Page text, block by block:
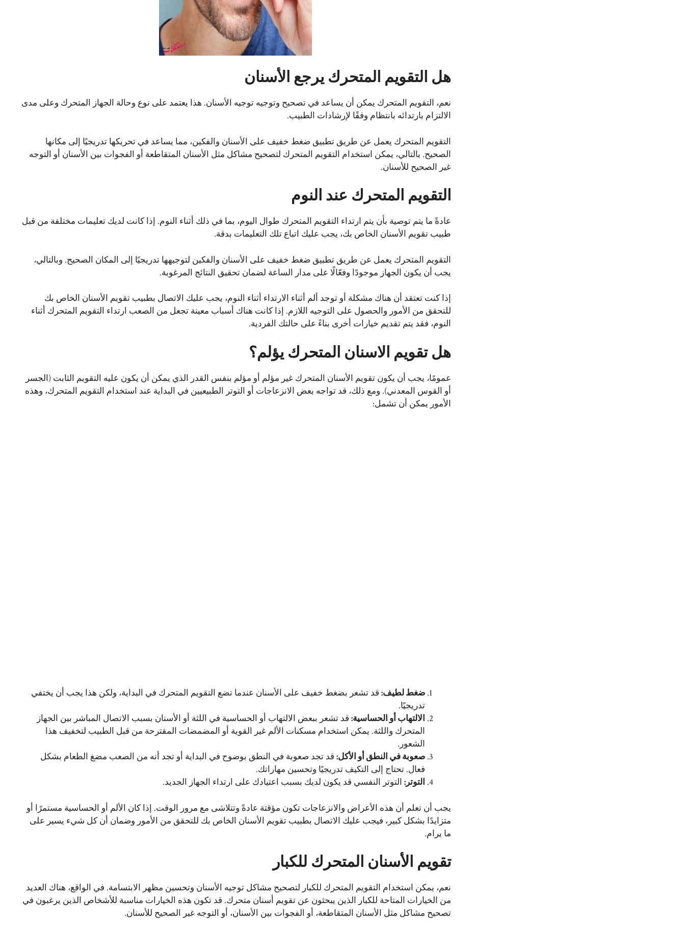
هل التقويم المتحرك يرجع الأسنان
نعم، التقويم المتحرك يمكن أن يساعد في تصحيح وتوجيه توجيه الأسنان. هذا يعتمد على نوع وحالة الجهاز المتحرك وعلى مدى
الالتزام بارتدائه بانتظام وفقًا لإرشادات الطبيب.
التقويم المتحرك يعمل عن طريق تطبيق ضغط خفيف على الأسنان والفكين، مما يساعد في تحريكها تدريجيًا إلى مكانها
الصحيح. بالتالي، يمكن استخدام التقويم المتحرك لتصحيح مشاكل مثل الأسنان المتقاطعة أو الفجوات بين الأسنان أو التوجه
غير الصحيح للأسنان.
التقويم المتحرك عند النوم
عادةً ما يتم توصية بأن يتم ارتداء التقويم المتحرك طوال اليوم، بما في ذلك أثناء النوم. إذا كانت لديك تعليمات مختلفة من قبل
طبيب تقويم الأسنان الخاص بك، يجب عليك اتباع تلك التعليمات بدقة.
التقويم المتحرك يعمل عن طريق تطبيق ضغط خفيف على الأسنان والفكين لتوجيهها تدريجيًا إلى المكان الصحيح. وبالتالي،
يجب أن يكون الجهاز موجودًا وفعّالًا على مدار الساعة لضمان تحقيق النتائج المرغوبة.
إذا كنت تعتقد أن هناك مشكلة أو توجد ألم أثناء الارتداء أثناء النوم، يجب عليك الاتصال بطبيب تقويم الأسنان الخاص بك
للتحقق من الأمور والحصول على التوجيه اللازم. إذا كانت هناك أسباب معينة تجعل من الصعب ارتداء التقويم المتحرك أثناء
النوم، فقد يتم تقديم خيارات أخرى بناءً على حالتك الفردية.
هل تقويم الاسنان المتحرك يؤلم؟
عمومًا، يجب أن يكون تقويم الأسنان المتحرك غير مؤلم أو مؤلم بنفس القدر الذي يمكن أن يكون عليه التقويم الثابت (الجسر
أو القوس المعدني). ومع ذلك، قد تواجه بعض الانزعاجات أو التوتر الطبيعيين في البداية عند استخدام التقويم المتحرك، وهذه
الأمور يمكن أن تشمل:
ضغط لطيف: قد تشعر بضغط خفيف على الأسنان عندما تضع التقويم المتحرك في البداية، ولكن هذا يجب أن يختفي
تدريجيًا.
الالتهاب أو الحساسية: قد تشعر ببعض الالتهاب أو الحساسية في اللثة أو الأسنان بسبب الاتصال المباشر بين الجهاز
المتحرك واللثة. يمكن استخدام مسكنات الألم غير القوية أو المضمضات المقترحة من قبل الطبيب لتخفيف هذا
الشعور.
صعوبة في النطق أو الأكل: قد تجد صعوبة في النطق بوضوح في البداية أو تجد أنه من الصعب مضغ الطعام بشكل
فعال. تحتاج إلى التكيف تدريجيًا وتحسين مهاراتك.
التوتر: التوتر النفسي قد يكون لديك بسبب اعتيادك على ارتداء الجهاز الجديد.
يجب أن تعلم أن هذه الأعراض والانزعاجات تكون مؤقتة عادةً وتتلاشى مع مرور الوقت. إذا كان الألم أو الحساسية مستمرًا أو
متزايدًا بشكل كبير، فيجب عليك الاتصال بطبيب تقويم الأسنان الخاص بك للتحقق من الأمور وضمان أن كل شيء يسير على
ما يرام.
تقويم الأسنان المتحرك للكبار
نعم، يمكن استخدام التقويم المتحرك للكبار لتصحيح مشاكل توجيه الأسنان وتحسين مظهر الابتسامة. في الواقع، هناك العديد
من الخيارات المتاحة للكبار الذين يبحثون عن تقويم أسنان متحرك. قد تكون هذه الخيارات مناسبة للأشخاص الذين يرغبون في
تصحيح مشاكل مثل الأسنان المتقاطعة، أو الفجوات بين الأسنان، أو التوجه غير الصحيح للأسنان.